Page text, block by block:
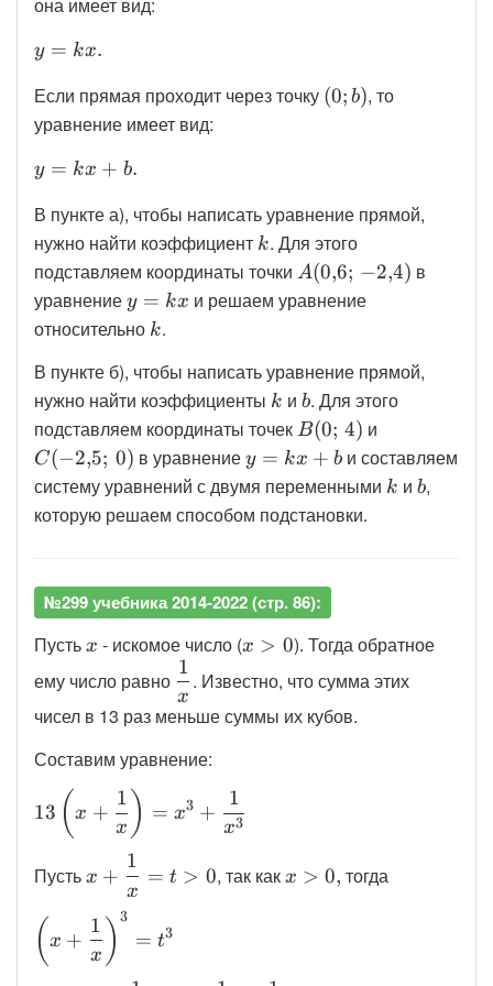
\displaystyle y = kx.
y = kx.
Если прямая проходит через точку \displaystyle
(0; b), то
уравнение имеет вид:
\displaystyle y = kx + b.
y = kx + b.
В пункте а), чтобы написать уравнение прямой,
нужно найти коэффициент \displaystyle
k
k. Для этого
подставляем координаты точки \displaystyle
A(0{,}6;\,-2{,}4)
A(0,6; −2,4) в
уравнение\displaystyle
y = kx
y = kx и решаем уравнение
относительно \displaystyle
k.
В пункте б), чтобы написать уравнение прямой,
нужно найти коэффициенты \displaystyle
k
k и \displaystyle
b
b. Для этого
подставляем координаты точек \displaystyle
B(0;\,4)
B(0; 4) и
C(-
C(−2,5; 0) в уравнение\displaystyle
y = kx + b
y = kx + b и составляем
систему уравнений с двумя переменными k и b,
которую решаем способом подстановки.
№299 учебника 2014-2022 (стр. 86):
Пусть \displaystyle
x - искомое число (\displaystyle
x > 0). Тогда обратное
ему число равно \displaystyle
\dfrac{1}
{x}
x
1
. Известно, что сумма этих
чисел в 13 раз меньше суммы их кубов.
Составим уравнение:
\displaystyle
13\left(x +
{x}\right)
= x^{3} +
\frac{1}
{x^{3}}
13 (x +
x
1 ) = x3 +
x3
1
Пусть
\displaystyle
x + \frac{1}
{x}=t > 0
x +
x
1
= t > 0, так как
\displaystyle
x > 0,
x > 0, тогда
\displaystyle
\left(x + \frac{1}
{x}\right)^3=t^3
( x +
x
1 ) 3
= t3